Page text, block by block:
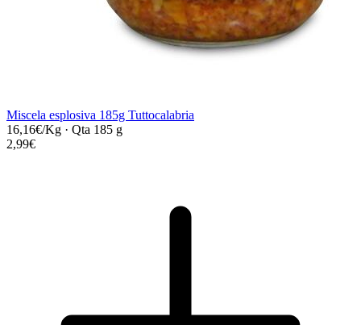
Miscela esplosiva 185g Tuttocalabria
16,16€/Kg · Qta 185 g
2,99€